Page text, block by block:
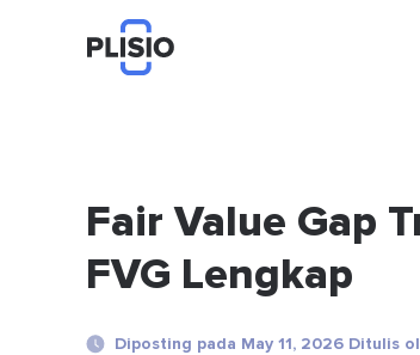
Fair Value Gap
FVG Lengkap
Diposting pada May 11, 2026 Ditulis